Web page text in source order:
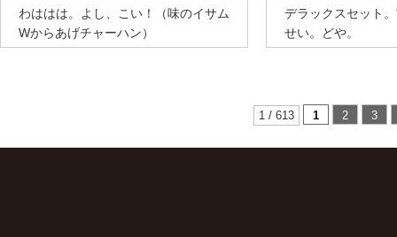
わははは。よし、こい！（味のイサム
Wからあげチャーハン）
デラックスセット
せい。どや。
1 / 613 1 2 3